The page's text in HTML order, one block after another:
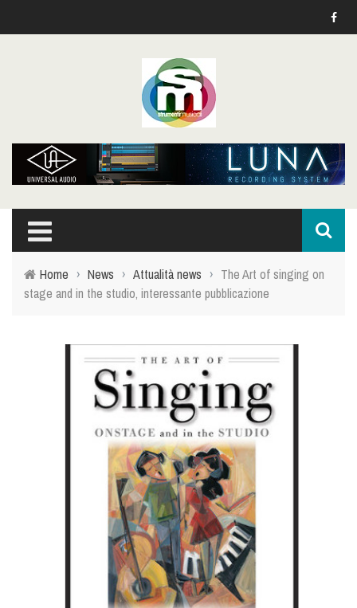
Home › News › Attualità news › The Art of singing on
stage and in the studio, interessante pubblicazione